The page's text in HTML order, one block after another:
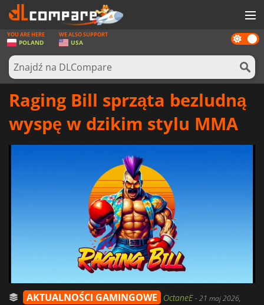
GRY
KARTY DO GIER
OPROGRAMOWANIE
REWARDS
SPRZĘT KOMPUTEROWY
ZALOGUJ SIĘ LUB ZAREJESTRUJ
Dark
mode
YOU ARE HERE
POLAND
WE ALSO SUPPORT
USA
Raging Bill sprząta bezludną
wyspę w dzikim stylu MMA
AKTUALNOŚCI GAMINGOWE OctaneE-21 maj 2026,